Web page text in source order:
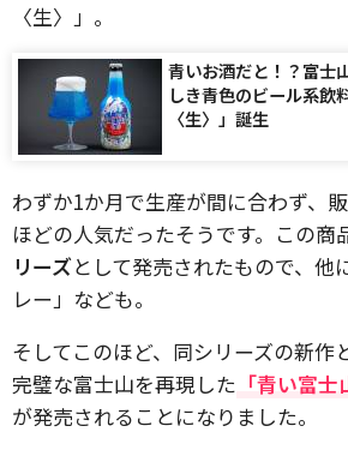
〈生〉」。
青いお酒だと！？富士
しき青色のビール系飲
〈生〉」誕生
わずか1か月で生産が間に合わず、
ほどの人気だったそうです。この商
リーズとして発売されたもので、他
レー」なども。
そしてこのほど、同シリーズの新作
完璧な富士山を再現した 「青い富
が発売されることになりました。